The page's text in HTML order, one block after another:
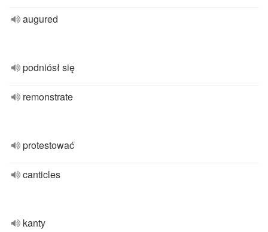
augured
podniósł się
remonstrate
protestować
canticles
kanty